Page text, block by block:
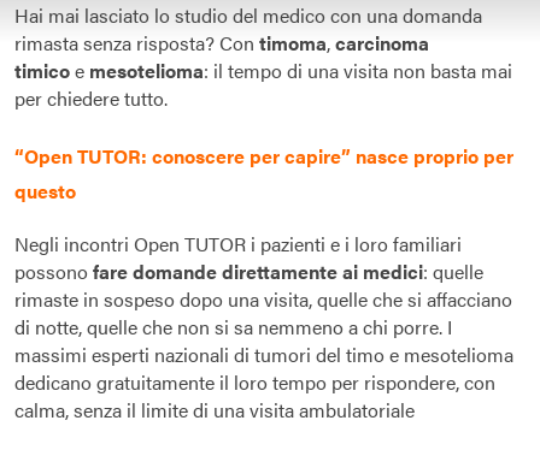
Hai mai lasciato lo studio del medico con una domanda
rimasta senza risposta? Con timoma,carcinoma
timicoe mesotelioma: il tempo di una visita non basta mai
per chiedere tutto.
“Open TUTOR: conoscere per capire” nasce proprio per
questo
Negli incontri Open TUTOR i pazienti e i loro familiari
possonofare domande direttamente ai medici: quelle
rimaste in sospeso dopo una visita, quelle che si affacciano
di notte, quelle che non si sa nemmeno a chi porre. I
massimi esperti nazionali di tumori del timo e mesotelioma
dedicano gratuitamente il loro tempo per rispondere, con
calma, senza il limite di una visita ambulatoriale